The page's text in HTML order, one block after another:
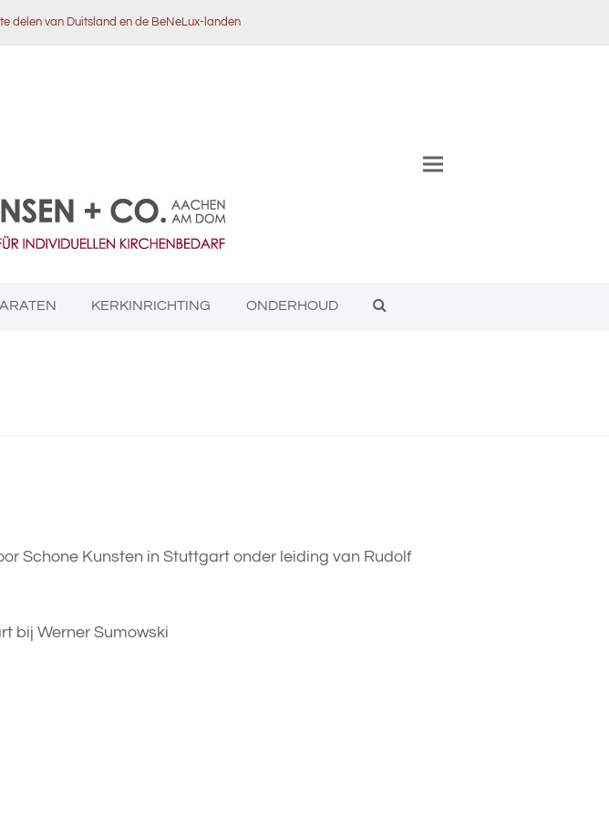
delen van Duitsland en de BeNeLux-landen
KERKINRICHTING ONDERHOUD
Schone Kunsten in Stuttgart onder leiding van Rudolf
bij Werner Sumowski